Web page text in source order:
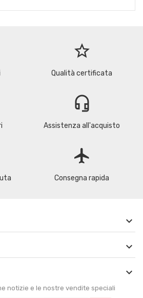
star_border
Qualità certificata
headset_mic
Assistenza all'acquisto
flight
Consegna rapida



notizie e le nostre vendite speciali